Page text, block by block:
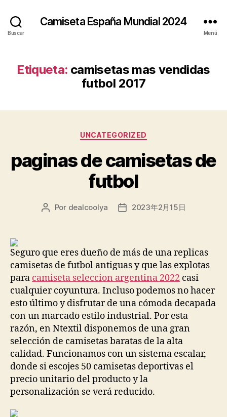
Buscar
Camiseta España Mundial 2024
Menú
Etiqueta: camisetas mas vendidas
futbol 2017
Categorías
UNCATEGORIZED
paginas de camisetas de
futbol
Autor
Por dealcoolya
Fecha2023年2月15日
Seguro que eres dueño de más de una replicas
camisetas de futbol antiguas y que las explotas
para camiseta seleccion argentina 2022 casi
cualquier coyuntura. Incluso podemos no hacer
esto último y disfrutar de una cómoda decapada
con un marcado estilo industrial. Por esta
razón, en Ntextil disponemos de una gran
selección de camisetas baratas de la alta
calidad. Funcionamos con un sistema escalar,
donde si escojes 50 camisetas deportivas el
precio unitario del producto y la
personalización se verá reducido.